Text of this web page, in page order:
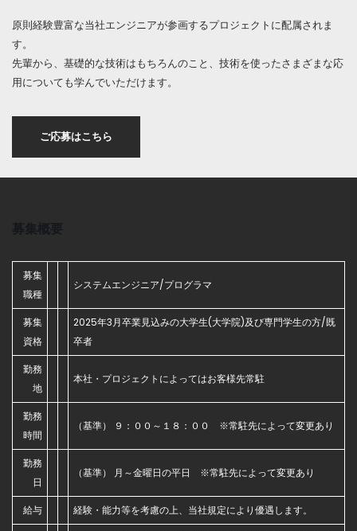
原則経験豊富な当社エンジニアが参画するプロジェクトに配属されま
す。
先輩から、基礎的な技術はもちろんのこと、技術を使ったさまざまな応
用についても学んでいただけます。
ご応募はこちら
募集概要
募集
職種
システムエンジニア/プログラマ
募集
資格
2025年3月卒業見込みの大学生(大学院)及び専門学生の方/既
卒者
勤務
地
本社・プロジェクトによってはお客様先常駐
勤務
時間
（基準） ９：００～１８：００ ※常駐先によって変更あり
勤務
日
（基準） 月～金曜日の平日 ※常駐先によって変更あり
給与 経験・能力等を考慮の上、当社規定により優遇します。